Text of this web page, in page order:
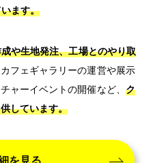
ます。
や生地発注、工場とのやり取
フェギャラリーの運営や展示
ャーイベントの開催など、 ク
しています。